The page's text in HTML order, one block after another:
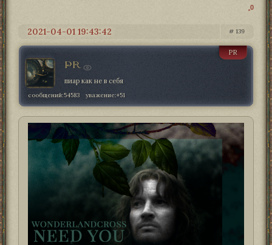
0
139
2021-04-01 19:43:42
PR
PR
пиар как не в себя
сообщений:54583 уважение:+51